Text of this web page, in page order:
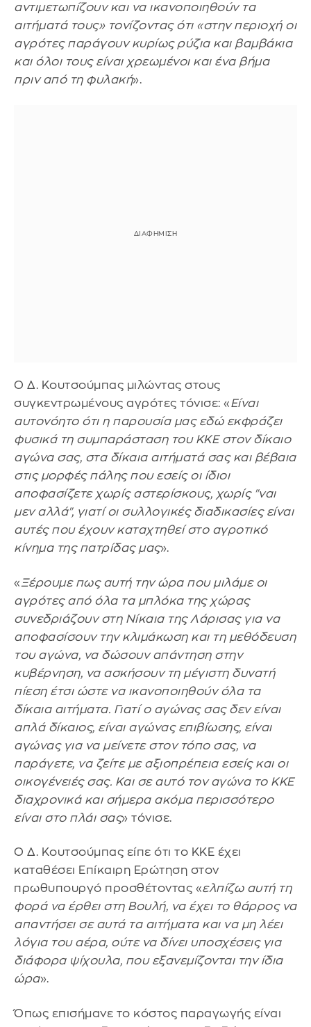
αντιμετωπίζουν και να ικανοποιηθούν τα
αιτήματά τους» τονίζοντας ότι «στην περιοχή οι
αγρότες παράγουν κυρίως ρύζια και βαμβάκια
και όλοι τους είναι χρεωμένοι και ένα βήμα
πριν από τη φυλακή».
Ο Δ. Κουτσούμπας μιλώντας στους
συγκεντρωμένους αγρότες τόνισε: «Είναι
αυτονόητο ότι η παρουσία μας εδώ εκφράζει
φυσικά τη συμπαράσταση του ΚΚΕ στον δίκαιο
αγώνα σας, στα δίκαια αιτήματά σας και βέβαια
στις μορφές πάλης που εσείς οι ίδιοι
αποφασίζετε χωρίς αστερίσκους, χωρίς "ναι
μεν αλλά", γιατί οι συλλογικές διαδικασίες είναι
αυτές που έχουν καταχτηθεί στο αγροτικό
κίνημα της πατρίδας μας».
«Ξέρουμε πως αυτή την ώρα που μιλάμε οι
αγρότες από όλα τα μπλόκα της χώρας
συνεδριάζουν στη Νίκαια της Λάρισας για να
αποφασίσουν την κλιμάκωση και τη μεθόδευση
του αγώνα, να δώσουν απάντηση στην
κυβέρνηση, να ασκήσουν τη μέγιστη δυνατή
πίεση έτσι ώστε να ικανοποιηθούν όλα τα
δίκαια αιτήματα. Γιατί ο αγώνας σας δεν είναι
απλά δίκαιος, είναι αγώνας επιβίωσης, είναι
αγώνας για να μείνετε στον τόπο σας, να
παράγετε, να ζείτε με αξιοπρέπεια εσείς και οι
οικογένειές σας. Και σε αυτό τον αγώνα το ΚΚΕ
διαχρονικά και σήμερα ακόμα περισσότερο
είναι στο πλάι σας» τόνισε.
Ο Δ. Κουτσούμπας είπε ότι το ΚΚΕ έχει
καταθέσει Επίκαιρη Ερώτηση στον
πρωθυπουργό προσθέτοντας «ελπίζω αυτή τη
φορά να έρθει στη Βουλή, να έχει το θάρρος να
απαντήσει σε αυτά τα αιτήματα και να μη λέει
λόγια του αέρα, ούτε να δίνει υποσχέσεις για
διάφορα ψίχουλα, που εξανεμίζονται την ίδια
ώρα».
Όπως επισήμανε το κόστος παραγωγής είναι